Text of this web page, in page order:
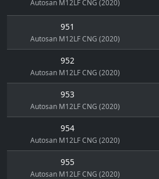
Autosan M12LF CNG (2020)
951
Autosan M12LF CNG (2020)
952
Autosan M12LF CNG (2020)
953
Autosan M12LF CNG (2020)
954
Autosan M12LF CNG (2020)
955
Autosan M12LF CNG (2020)